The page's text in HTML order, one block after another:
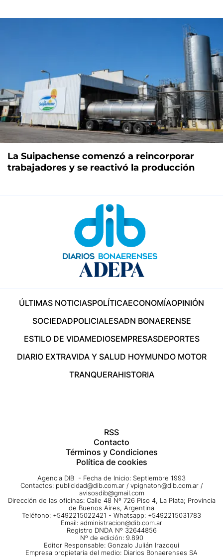
La Suipachense comenzó a reincorporar
trabajadores y se reactivó la producción
ÚLTIMAS NOTICIASPOLÍTICAECONOMÍAOPINIÓN
SOCIEDADPOLICIALESADN BONAERENSE
ESTILO DE VIDAMEDIOSEMPRESASDEPORTES
DIARIO EXTRAVIDA Y SALUD HOYMUNDO MOTOR
TRANQUERAHISTORIA
RSS
Contacto
Términos y Condiciones
Política de cookies
Agencia DIB - Fecha de Inicio: Septiembre 1993
Contactos: publicidad@dib.com.ar / vpignaton@dib.com.ar /
avisosdib@gmail.com
Dirección de las oficinas: Calle 48 Nº 726 Piso 4, La Plata; Provincia
de Buenos Aires, Argentina
Teléfono: +5492215022421 - Whatsapp: +5492215031783
Email: administracion@dib.com.ar
Registro DNDA Nº 32644856
Nº de edición: 9.890
Editor Responsable: Gonzalo Julián Irazoqui
Empresa propietaria del medio: Diarios Bonaerenses SA